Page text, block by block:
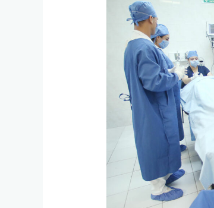
Offers
Great
Services
Designed